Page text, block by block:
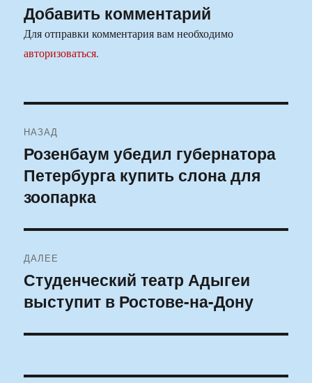
Добавить комментарий
Для отправки комментария вам необходимо
авторизоваться.
по
записям
НАЗАД
Предыдущая
запись:
Розенбаум убедил губернатора
Петербурга купить слона для
зоопарка
ДАЛЕЕ
Следующая
запись:
Студенческий театр Адыгеи
выступит в Ростове-на-Дону